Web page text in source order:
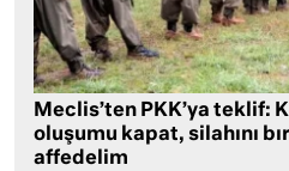
Meclis’ten PKK’ya teklif:
oluşumu kapat, silahını
affedelim